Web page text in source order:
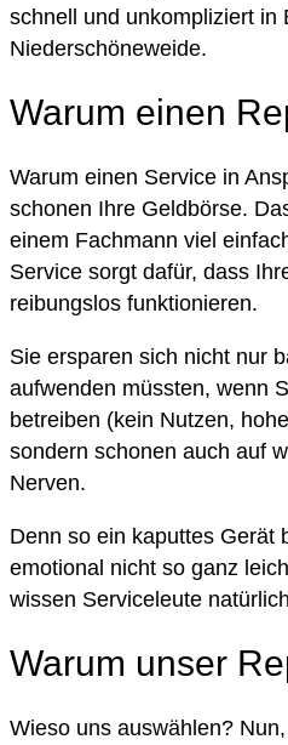
schnell und unkompliziert in
Niederschöneweide.
Warum einen
Warum einen Service in
schonen Ihre Geldbörse.
einem Fachmann viel
Service sorgt dafür, dass
reibungslos funktionieren.
Sie ersparen sich nicht nur
aufwenden müssten, wenn
betreiben (kein Nutzen,
sondern schonen auch auf
Nerven.
Denn so ein kaputtes Gerät
emotional nicht so ganz
wissen Serviceleute
Warum unser
Wieso uns auswählen?